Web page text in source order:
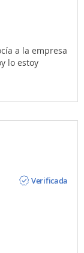
a la empresa
lo estoy
Verificada